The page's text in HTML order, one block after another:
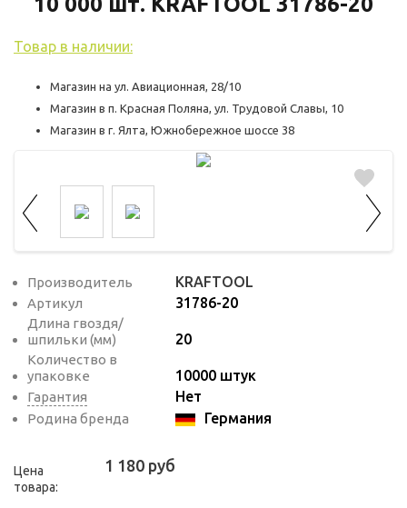
Товар в наличии:
Магазин на ул. Авиационная, 28/10
Магазин в п. Красная Поляна, ул. Трудовой Славы, 10
Магазин в г. Ялта, Южнобережное шоссе 38
Производитель KRAFTOOL
Артикул 31786-20
Длина гвоздя/
шпильки (мм)
20
Количество в
упаковке
10000 штук
Гарантия Нет
Родина бренда Германия
Цена
товара:
1 180 руб
помогают понять, как используется сайт,
и сделать функционал сайта максимально
удобным для пользователей.
Рекламные файлы cookie используются
для целей маркетинга и улучшения
качества рекламы. Эти файлы cookie
маркетинговых и рекламных материалов
для пользователей сайта.